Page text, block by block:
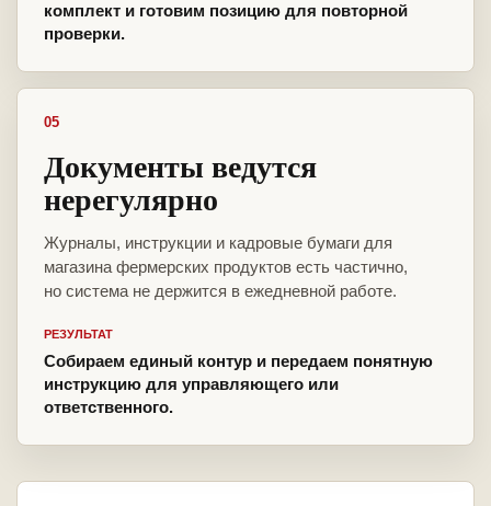
комплект и готовим позицию для повторной
проверки.
05
Документы ведутся
нерегулярно
Журналы, инструкции и кадровые бумаги для
магазина фермерских продуктов есть частично,
но система не держится в ежедневной работе.
РЕЗУЛЬТАТ
Собираем единый контур и передаем понятную
инструкцию для управляющего или
ответственного.